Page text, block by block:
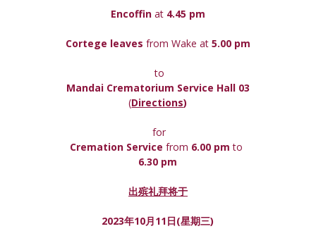
Encoffin at 4.45 pm
Cortege leaves from Wake at 5.00 pm
to
Mandai Crematorium Service Hall 03
(Directions)
for
Cremation Service from 6.00 pm to
6.30 pm
出殡礼拜将于
2023年10月11日(星期三)